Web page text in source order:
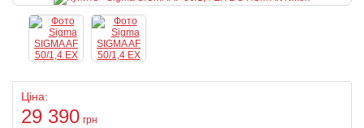
Ціна:
29 390 грн